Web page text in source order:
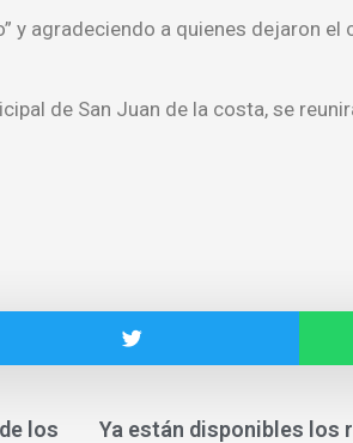
y agradeciendo a quienes dejaron el
de San Juan de la costa, se
los
Ya están disponibles los